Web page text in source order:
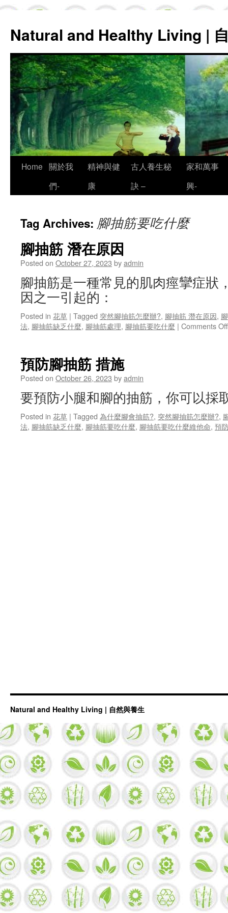
Natural and Healthy Living |
Skip
Home 關於我
們-
精神與健
康
古人養生秘
訣 –
家和萬事
興-
Tag Archives: 腳抽筋要吃什麼
腳抽筋 潛在原因
Posted on October 27, 2023 byadmin
腳抽筋是一種常見的肌肉痙攣症狀
因之一引起的：
Posted in 花草 | Tagged 突然腳抽筋怎麼辦?, 腳抽筋 潛在原因,
法, 腳抽筋缺乏什麼, 腳抽筋處理, 腳抽筋要吃什麼 | Comments Off
預防腳抽筋 措施
Posted on October 26, 2023 byadmin
要預防小腿和腳的抽筋，你可以採
Posted in 花草 | Tagged 為什麼腳會抽筋?, 突然腳抽筋怎麼辦?,
法, 腳抽筋缺乏什麼, 腳抽筋要吃什麼, 腳抽筋要吃什麼維他命, 預
Natural and Healthy Living | 自然與養生